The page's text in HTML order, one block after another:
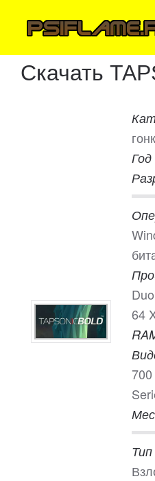
Скачать
64